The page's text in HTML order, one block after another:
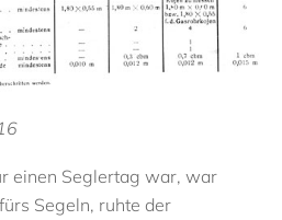
einen Seglertag war, war
Segeln, ruhte der